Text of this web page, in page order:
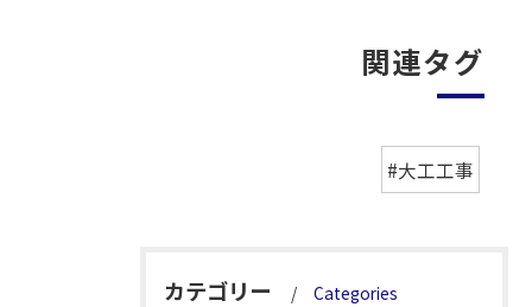
関連タグ
#大工工事
カテゴリー Categories